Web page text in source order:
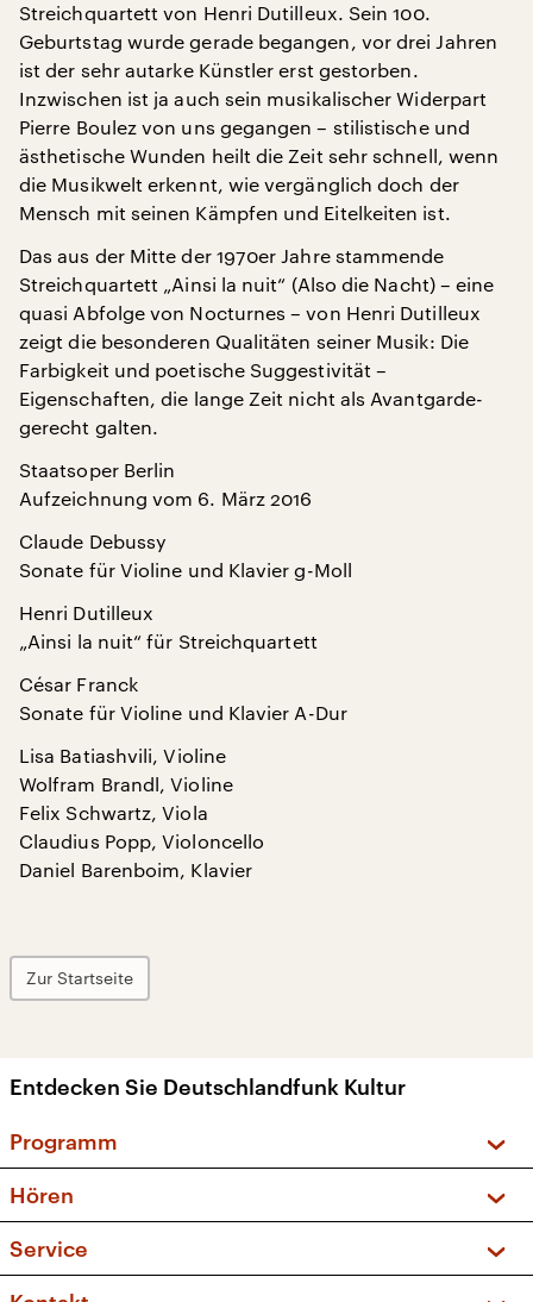
Streichquartett von Henri Dutilleux. Sein 100.
Geburtstag wurde gerade begangen, vor drei Jahren
ist der sehr autarke Künstler erst gestorben.
Inzwischen ist ja auch sein musikalischer Widerpart
Pierre Boulez von uns gegangen – stilistische und
ästhetische Wunden heilt die Zeit sehr schnell, wenn
die Musikwelt erkennt, wie vergänglich doch der
Mensch mit seinen Kämpfen und Eitelkeiten ist.
Das aus der Mitte der 1970er Jahre stammende
Streichquartett „Ainsi la nuit“ (Also die Nacht) – eine
quasi Abfolge von Nocturnes – von Henri Dutilleux
zeigt die besonderen Qualitäten seiner Musik: Die
Farbigkeit und poetische Suggestivität –
Eigenschaften, die lange Zeit nicht als Avantgarde-
gerecht galten.
Staatsoper Berlin
Aufzeichnung vom 6. März 2016
Claude Debussy
Sonate für Violine und Klavier g-Moll
Henri Dutilleux
„Ainsi la nuit“ für Streichquartett
César Franck
Sonate für Violine und Klavier A-Dur
Lisa Batiashvili, Violine
Wolfram Brandl, Violine
Felix Schwartz, Viola
Claudius Popp, Violoncello
Daniel Barenboim, Klavier
Zur Startseite
Entdecken Sie Deutschlandfunk Kultur
Programm
Sendungen und Podcasts
Musikliste
Hören
Frequenzen (UKW + DAB+)
Service
FAQ